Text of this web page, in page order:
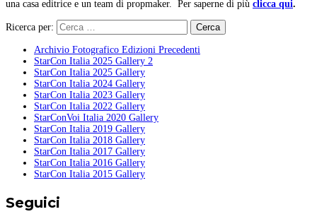
una casa editrice e un team di propmaker. Per saperne di più clicca qui.
Ricerca per:
Archivio Fotografico Edizioni Precedenti
StarCon Italia 2025 Gallery 2
StarCon Italia 2025 Gallery
StarCon Italia 2024 Gallery
StarCon Italia 2023 Gallery
StarCon Italia 2022 Gallery
StarConVoi Italia 2020 Gallery
StarCon Italia 2019 Gallery
StarCon Italia 2018 Gallery
StarCon Italia 2017 Gallery
StarCon Italia 2016 Gallery
StarCon Italia 2015 Gallery
Seguici